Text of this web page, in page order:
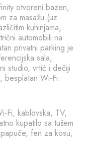
otvoreni bazen,
za masažu (uz
kuhinjama,
automobili na
privatni parking je
sala,
studio, vrtić i dečiji
besplatan Wi-Fi.
Fi, kablovska, TV,
kupatilo sa tušem
fen za kosu,